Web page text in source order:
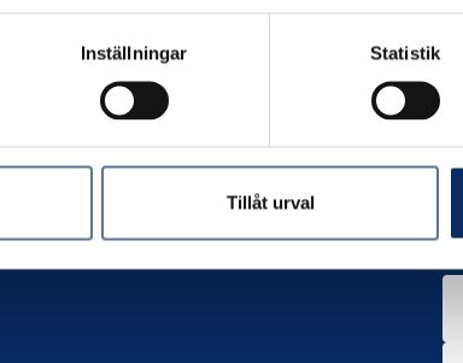
Inställningar Statistik
Tillåt urval